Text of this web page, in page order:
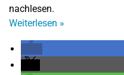
nachlesen.
Weiterlesen »